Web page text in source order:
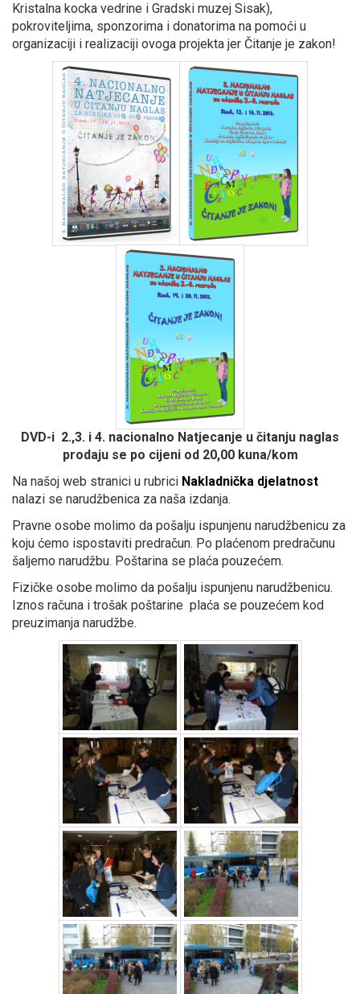
Kristalna kocka vedrine i Gradski muzej Sisak),
pokroviteljima, sponzorima i donatorima na pomoći u
organizaciji i realizaciji ovoga projekta jer Čitanje je zakon!
DVD-i 2.,3. i 4. nacionalno Natjecanje u čitanju naglas
prodaju se po cijeni od 20,00 kuna/kom
Na našoj web stranici u rubrici Nakladnička djelatnost
nalazi se narudžbenica za naša izdanja.
Pravne osobe molimo da pošalju ispunjenu narudžbenicu za
koju ćemo ispostaviti predračun. Po plaćenom predračunu
šaljemo narudžbu. Poštarina se plaća pouzećem.
Fizičke osobe molimo da pošalju ispunjenu narudžbenicu.
Iznos računa i trošak poštarine plaća se pouzećem kod
preuzimanja narudžbe.